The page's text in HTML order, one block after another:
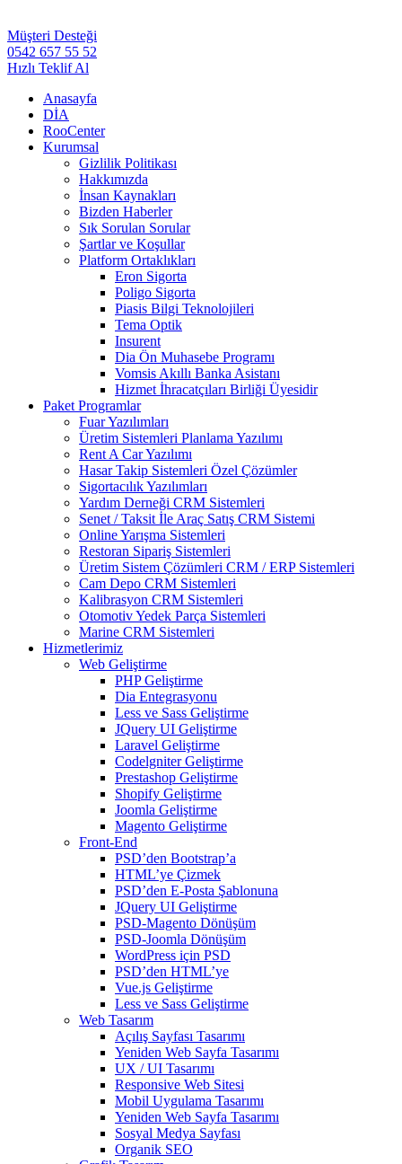
Müşteri Desteği
0542 657 55 52
Hızlı Teklif Al
Anasayfa
DİA
RooCenter
Kurumsal
Gizlilik Politikası
Hakkımızda
İnsan Kaynakları
Bizden Haberler
Sık Sorulan Sorular
Şartlar ve Koşullar
Platform Ortaklıkları
Eron Sigorta
Poligo Sigorta
Piasis Bilgi Teknolojileri
Tema Optik
Insurent
Dia Ön Muhasebe Programı
Vomsis Akıllı Banka Asistanı
Hizmet İhracatçıları Birliği Üyesidir
Paket Programlar
Fuar Yazılımları
Üretim Sistemleri Planlama Yazılımı
Rent A Car Yazılımı
Hasar Takip Sistemleri Özel Çözümler
Sigortacılık Yazılımları
Yardım Derneği CRM Sistemleri
Senet / Taksit İle Araç Satış CRM Sistemi
Online Yarışma Sistemleri
Restoran Sipariş Sistemleri
Üretim Sistem Çözümleri CRM / ERP Sistemleri
Cam Depo CRM Sistemleri
Kalibrasyon CRM Sistemleri
Otomotiv Yedek Parça Sistemleri
Marine CRM Sistemleri
Hizmetlerimiz
Web Geliştirme
PHP Geliştirme
Dia Entegrasyonu
Less ve Sass Geliştirme
JQuery UI Geliştirme
Laravel Geliştirme
Codelgniter Geliştirme
Prestashop Geliştirme
Shopify Geliştirme
Joomla Geliştirme
Magento Geliştirme
Front-End
PSD’den Bootstrap’a
HTML’ye Çizmek
PSD’den E-Posta Şablonuna
JQuery UI Geliştirme
PSD-Magento Dönüşüm
PSD-Joomla Dönüşüm
WordPress için PSD
PSD’den HTML’ye
Vue.js Geliştirme
Less ve Sass Geliştirme
Web Tasarım
Açılış Sayfası Tasarımı
Yeniden Web Sayfa Tasarımı
UX / UI Tasarımı
Responsive Web Sitesi
Mobil Uygulama Tasarımı
Yeniden Web Sayfa Tasarımı
Sosyal Medya Sayfası
Organik SEO